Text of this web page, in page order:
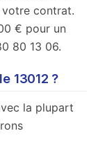
contrat.
€ pour un
80 13 06.
13012 ?
la plupart